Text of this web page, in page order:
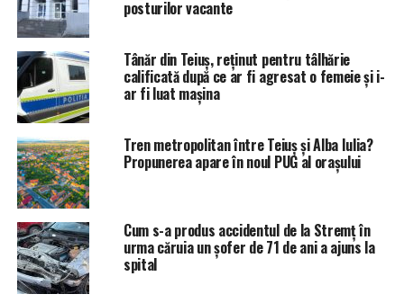
posturilor vacante
Tânăr din Teiuș, reținut pentru tâlhărie
calificată după ce ar fi agresat o femeie și i-
ar fi luat mașina
Tren metropolitan între Teiuș și Alba Iulia?
Propunerea apare în noul PUG al orașului
Cum s-a produs accidentul de la Stremț în
urma căruia un șofer de 71 de ani a ajuns la
spital